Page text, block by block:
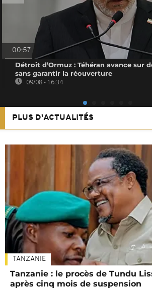
00:57
Détroit d’Ormuz : Téhéran avance sur
sans garantir la réouverture
09/08 - 16:34
PLUS D'ACTUALITÉS
TANZANIE
Tanzanie : le procès de Tundu
après cinq mois de suspension